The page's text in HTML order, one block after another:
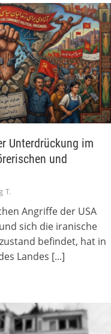
Unterdrückung im
und
T.
Angriffe der USA
sich die iranische
befindet, hat in
Landes [...]